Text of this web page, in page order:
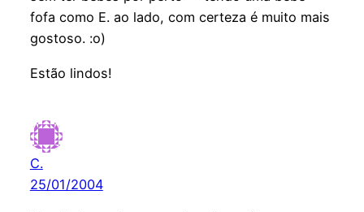
fofa como E. ao lado, com certeza é muito mais
gostoso. :o)
Estão lindos!
C.
25/01/2004